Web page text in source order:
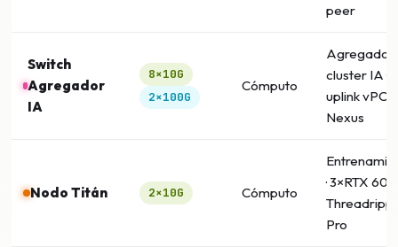
peer
Switch
Agregador
IA
8×10G
2×100G
Cómputo
Agregador
cluster IA ·
uplink vPC
Nexus
Nodo Titán 2×10G Cómputo
· 3×RTX
Pro